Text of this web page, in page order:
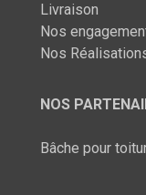
Livraison
Nos
Nos
NOS
Bâche pour